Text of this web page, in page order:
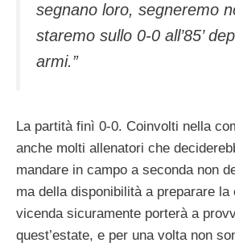
segnano loro, segneremo
staremo sullo 0-0 all’85’
armi.”
La partità finì 0-0. Coinvolti nella
anche molti allenatori che
mandare in campo a seconda non
ma della disponibilità a preparare la
vicenda sicuramente porterà a
quest’estate, e per una volta non